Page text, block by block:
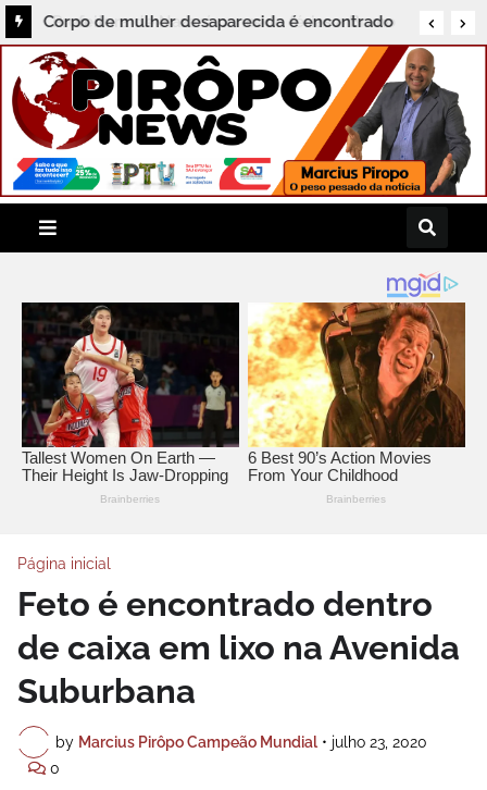
Corpo de mulher desaparecida é encontrado
no bairro Barro Vermelho, em Santo Antônio
de Jesus
Página inicial
Feto é encontrado dentro
de caixa em lixo na Avenida
Suburbana
by Marcius Pirôpo Campeão Mundial • julho 23, 2020
0